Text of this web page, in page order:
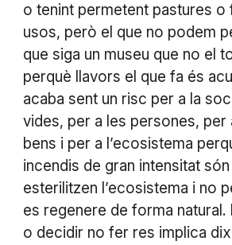
o tenint permetent pastures o
usos, però el que no podem
que siga un museu que no el
perquè llavors el que fa és
acaba sent un risc per a la
vides, per a les persones, per
bens i per a l’ecosistema
incendis de gran intensitat
esterilitzen l’ecosistema i no
es regenere de forma
o decidir no fer res implica